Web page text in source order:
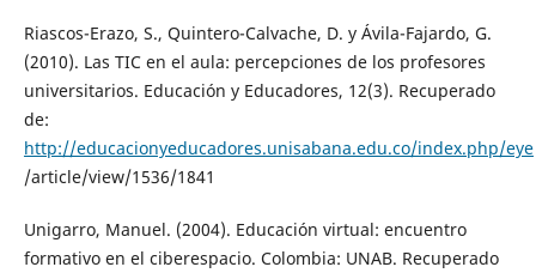
Riascos-Erazo, S., Quintero-Calvache, D. y Ávila-Fajardo, G.
(2010). Las TIC en el aula: percepciones de los profesores
universitarios. Educación y Educadores, 12(3). Recuperado
de:
http://educacionyeducadores.unisabana.edu.co/index.php/eye
/article/view/1536/1841
Unigarro, Manuel. (2004). Educación virtual: encuentro
formativo en el ciberespacio. Colombia: UNAB. Recuperado